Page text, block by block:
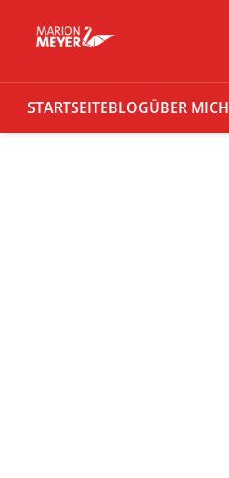
STARTSEITEBLOGÜBER MICH